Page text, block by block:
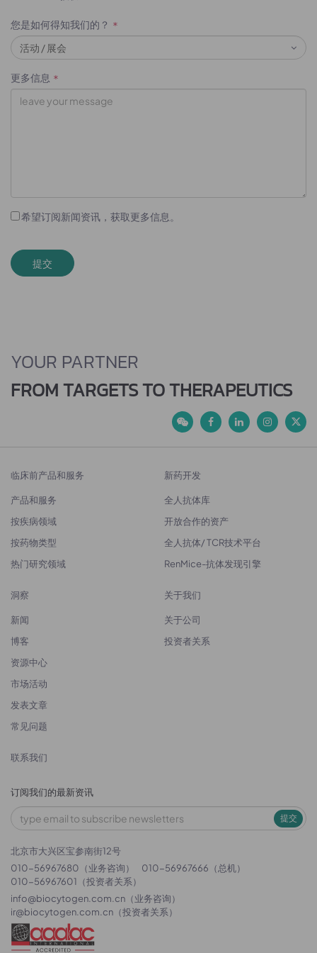
您是如何得知我们的？ *
更多信息 *
希望订阅新闻资讯，获取更多信息。
提交
YOUR PARTNER
FROM TARGETS TO THERAPEUTICS
临床前产品和服务
产品和服务
按疾病领域
按药物类型
热门研究领域
新药开发
全人抗体库
开放合作的资产
全人抗体/ TCR技术平台
RenMice-抗体发现引擎
洞察
新闻
博客
资源中心
市场活动
发表文章
常见问题
关于我们
关于公司
投资者关系
联系我们
订阅我们的最新资讯
提交
北京市大兴区宝参南街12号
010-56967680（业务咨询）
010-56967666（总机）
010-56967601（投资者关系）
info@biocytogen.com.cn （业务咨询）
ir@biocytogen.com.cn （投资者关系）